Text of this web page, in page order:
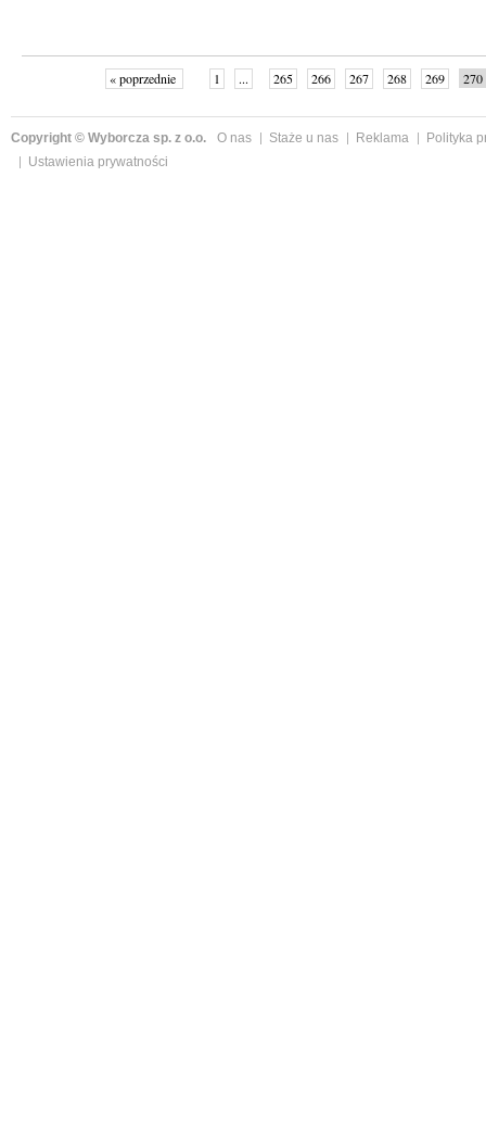
« poprzednie 1 ... 265 266 267 268 269 270
Copyright © Wyborcza sp. z o.o. O nas Staże u nas Reklama
Polityka
Ustawienia prywatności